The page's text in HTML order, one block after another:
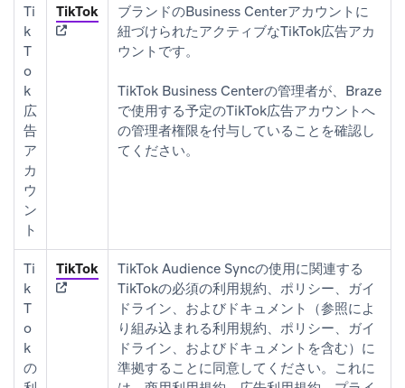
Ti
k
T
o
k
広
告
ア
カ
ウ
ン
ト
TikTok (opens in new tab)
ブランドのBusiness Centerアカウントに
紐づけられたアクティブなTikTok広告アカ
ウントです。
TikTok Business Centerの管理者が、Braze
で使用する予定のTikTok広告アカウントへ
の管理者権限を付与していることを確認し
てください。
Ti
k
T
o
k
の
TikTok (opens in new tab)
TikTok Audience Syncの使用に関連する
TikTokの必須の利用規約、ポリシー、ガイ
ドライン、およびドキュメント（参照によ
り組み込まれる利用規約、ポリシー、ガイ
ドライン、およびドキュメントを含む）に
準拠することに同意してください。これに